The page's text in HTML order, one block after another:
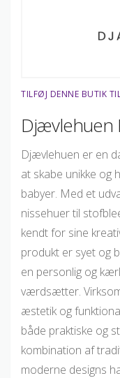
TILFØJ DENNE BUTIK
Djævlehuen
Djævlehuen er en
at skabe unikke og
babyer. Med et
nissehuer til
kendt for sine
produkt er syet og
en personlig og
værdsætter.
æstetik og
både praktiske og
kombination af
moderne designs